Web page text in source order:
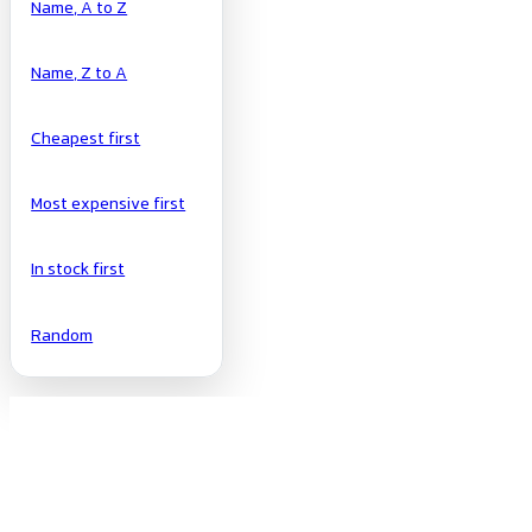
Name, A to Z
Name, Z to A
Cheapest first
Most expensive first
In stock first
Random